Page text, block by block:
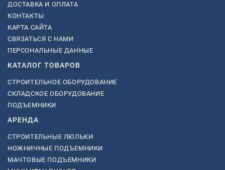
ДОСТАВКА И ОПЛАТА
КОНТАКТЫ
КАРТА САЙТА
СВЯЗАТЬСЯ С НАМИ
ПЕРСОНАЛЬНЫЕ ДАННЫЕ
КАТАЛОГ ТОВАРОВ
СТРОИТЕЛЬНОЕ ОБОРУДОВАНИЕ
СКЛАДСКОЕ ОБОРУДОВАНИЕ
ПОДЪЕМНИКИ
АРЕНДА
СТРОИТЕЛЬНЫЕ ЛЮЛЬКИ
НОЖНИЧНЫЕ ПОДЪЕМНИКИ
МАЧТОВЫЕ ПОДЪЕМНИКИ